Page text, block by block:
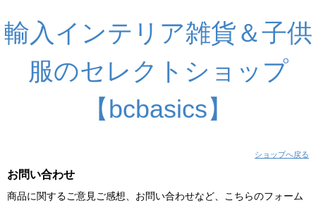
輸入インテリア雑貨＆子供
服のセレクトショップ
【bcbasics】
ショップへ戻る
お問い合わせ
商品に関するご意見ご感想、お問い合わせなど、こちらのフォーム